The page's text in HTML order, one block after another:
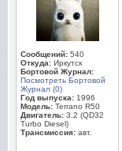
Сообщений: 540
Откуда: Иркутск
Бортовой Журнал:
Посмотреть Бортовой
Журнал (0)
Год выпуска: 1996
Модель: Terrano R50
Двигатель: 3.2 (QD32
Turbo Diesel)
Трансмиссия: авт.